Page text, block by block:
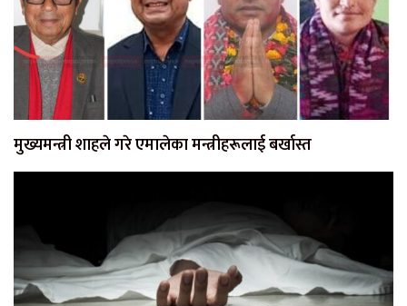
मुख्यमन्त्री शाहले गरे एमालेका मन्त्रीहरूलाई बर्खास्त